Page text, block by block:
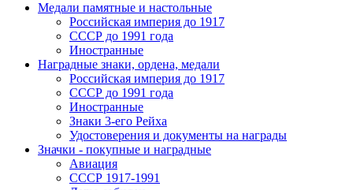
Медали памятные и настольные
Российская империя до 1917
СССР до 1991 года
Иностранные
Наградные знаки, ордена, медали
Российская империя до 1917
СССР до 1991 года
Иностранные
Знаки 3-его Рейха
Удостоверения и документы на награды
Значки - покупные и наградные
Авиация
СССР 1917-1991